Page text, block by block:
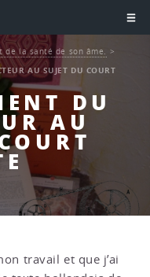
DU
AU
la santé de son âme.
>
AU SUJET DU COURT
travail et que j’ai